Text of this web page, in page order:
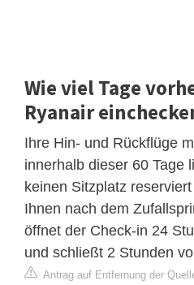
Wie viel Tage
Ryanair
Ihre Hin- und Rückflüge
innerhalb dieser 60 Tage
keinen Sitzplatz
Ihnen nach dem
öffnet der Check-in 24
und schließt 2 Stunden
Antrag auf Entfernung der